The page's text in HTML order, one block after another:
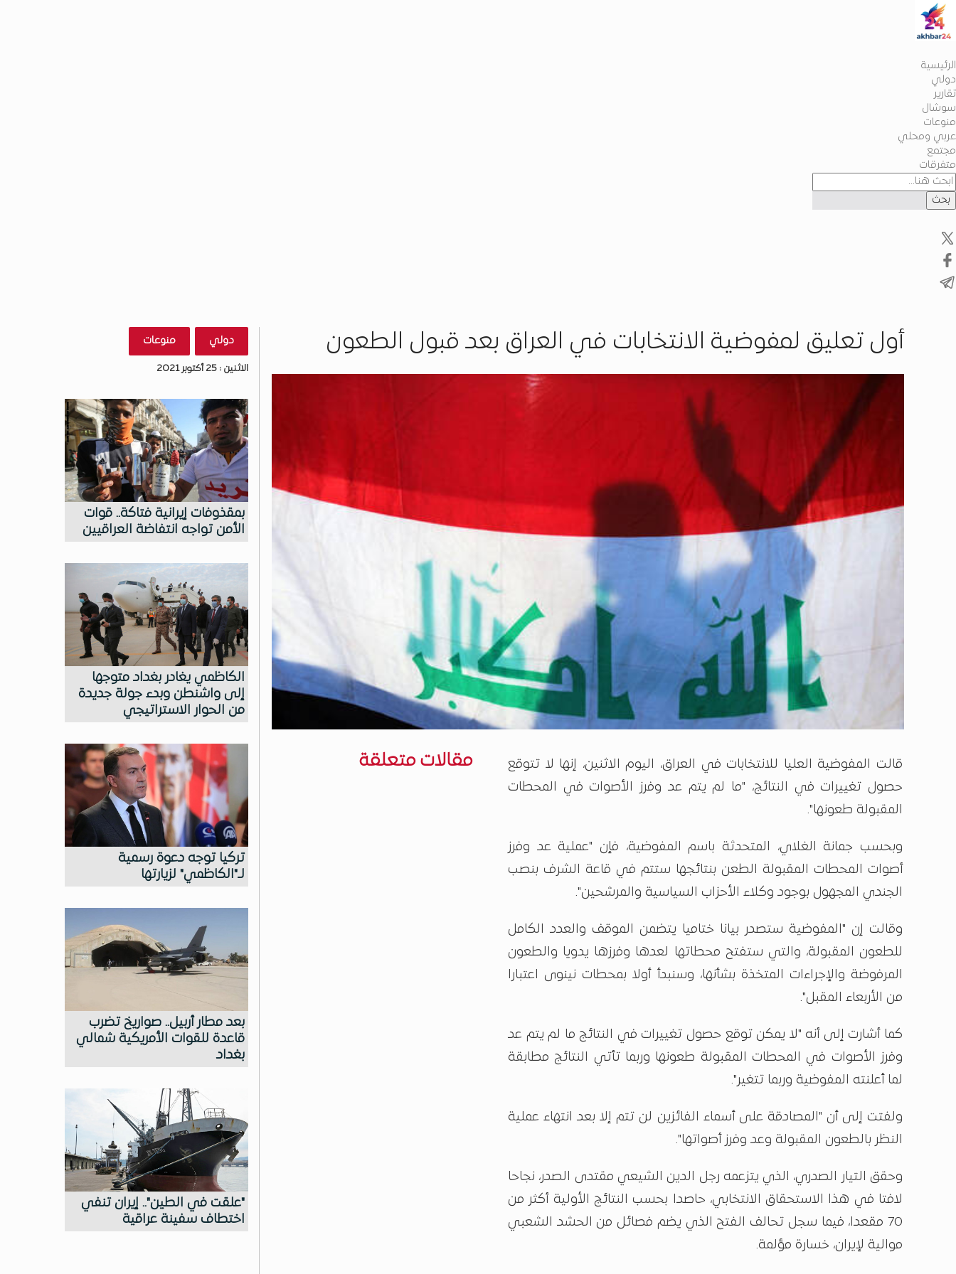
الرئيسية
دولي
تقارير
سوشال
منوعات
عربي ومحلي
مجتمع
متفرقات
بحث
أول تعليق لمفوضية الانتخابات في العراق بعد قبول الطعون
قالت المفوضية العليا للانتخابات في العراق، اليوم الاثنين، إنها لا تتوقع
حصول تغييرات في النتائج، "ما لم يتم عد وفرز الأصوات في المحطات
المقبولة طعونها".
وبحسب جمانة الغلاي، المتحدثة باسم المفوضية، فإن "عملية عد وفرز
أصوات المحطات المقبولة الطعن بنتائجها ستتم في قاعة الشرف بنصب
الجندي المجهول بوجود وكلاء الأحزاب السياسية والمرشحين".
وقالت إن "المفوضية ستصدر بيانا ختاميا يتضمن الموقف والعدد الكامل
للطعون المقبولة، والتي ستفتح محطاتها لعدها وفرزها يدويا والطعون
المرفوضة والإجراءات المتخذة بشأنها، وسنبدأ أولا بمحطات نينوى اعتبارا
من الأربعاء المقبل".
كما أشارت إلى أنه "لا يمكن توقع حصول تغييرات في النتائج ما لم يتم عد
وفرز الأصوات في المحطات المقبولة طعونها وربما تأتي النتائج مطابقة
لما أعلنته المفوضية وربما تتغير".
ولفتت إلى أن "المصادقة على أسماء الفائزين لن تتم إلا بعد انتهاء عملية
النظر بالطعون المقبولة وعد وفرز أصواتها".
وحقق التيار الصدري، الذي يتزعمه رجل الدين الشيعي مقتدى الصدر، نجاحا
لافتا في هذا الاستحقاق الانتخابي، حاصدا بحسب النتائج الأولية أكثر من
70 مقعدا، فيما سجل تحالف الفتح الذي يضم فصائل من الحشد الشعبي
موالية لإيران، خسارة مؤلمة.
مقالات متعلقة
دولي منوعات
الاثنين : 25 أكتوبر 2021
بمقذوفات إيرانية فتاكة.. قوات
الأمن تواجه انتفاضة العراقيين
الكاظمي يغادر بغداد متوجها
إلى واشنطن وبدء جولة جديدة
من الحوار الاستراتيجي
تركيا توجه دعوة رسمية
لـ"الكاظمي" لزيارتها
بعد مطار أربيل.. صواريخ تضرب
قاعدة للقوات الأمريكية شمالي
بغداد
"علقت في الطين".. إيران تنفي
اختطاف سفينة عراقية